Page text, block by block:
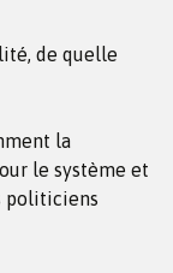
de quelle
la
le système et
politiciens